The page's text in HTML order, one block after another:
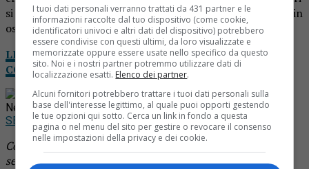
si sono fermati a parlare con lui. Alla fine è stato portato in
ospedale per una visita di controllo.
LEGGI NOTIZIA OGGI DA CASA: IL TUO GIORNALE
COMPLETO IN VERSIONE DIGITALE
Rimani aggiornato seguendoci su Google
News!
SEGUICI
Continua a leggere le notizie di Notizia Oggi Borgosesia
segui la nostrapagina Facebook
I tuoi dati personali verranno trattati da 431 partner e le
informazioni raccolte dal tuo dispositivo (come cookie,
identificatori univoci e altri dati del dispositivo) potrebbero
essere condivise con questi ultimi, da loro visualizzate e
memorizzate oppure essere usate nello specifico da questo
sito. Noi e i nostri partner potremmo utilizzare dati di
localizzazione esatti. Elenco dei partner.
Alcuni fornitori potrebbero trattare i tuoi dati personali sulla
base dell'interesse legittimo, al quale puoi opporti gestendo
le tue opzioni qui sotto. Cerca un link in fondo a questa
pagina o nel menu del sito per gestire o revocare il consenso
nelle impostazioni della privacy e dei cookie.